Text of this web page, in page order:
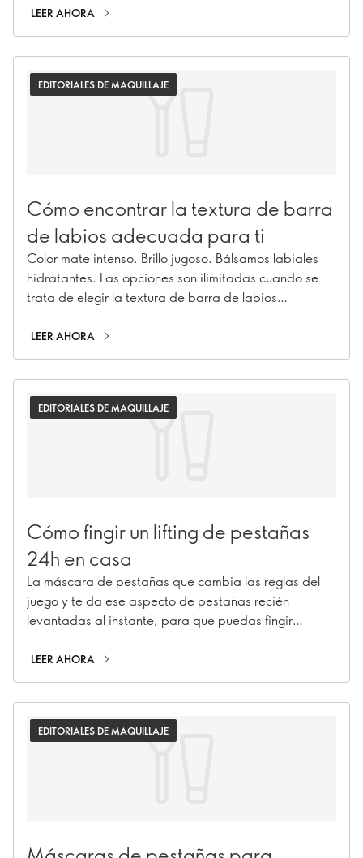
un maquillaje café con leche utilizando toda nuestra
colección Giordani Gold, especialmente adaptada
año.
LEER AHORA
EDITORIALES DE MAQUILLAJE
Cómo encontrar la textura de barra
de labios adecuada para ti
Color mate intenso. Brillo jugoso. Bálsamos labiales
hidratantes. Las opciones son ilimitadas cuando se
trata de elegir la textura de barra de labios
look para salir por la noche como si quieres añadir un
detalle fresco para perfeccionar tu maquillaje sin
fórmulas de las barras de labios THE ONE en una guía
rápida que te ayudará a decidirte. Hay un labial
LEER AHORA
EDITORIALES DE MAQUILLAJE
Cómo fingir un lifting de pestañas
24h en casa
La máscara de pestañas que cambia las reglas del
juego y te da ese aspecto de pestañas recién
levantadas al instante, para que puedas fingir
complicaciones ni productos químicos.
LEER AHORA
EDITORIALES DE MAQUILLAJE